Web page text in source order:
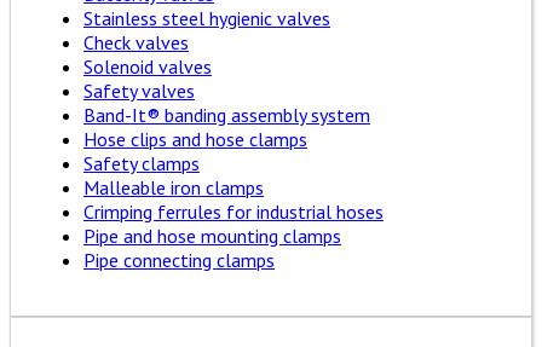
Stainless steel hygienic valves
Check valves
Solenoid valves
Safety valves
Band-It® banding assembly system
Hose clips and hose clamps
Safety clamps
Malleable iron clamps
Crimping ferrules for industrial hoses
Pipe and hose mounting clamps
Pipe connecting clamps